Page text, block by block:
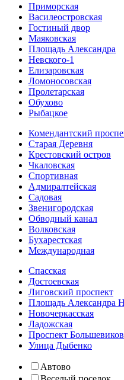
Приморская
Василеостровская
Гостиный двор
Маяковская
Площадь Александра
Невского-1
Елизаровская
Ломоносовская
Пролетарская
Обухово
Рыбацкое
Комендантский
Старая Деревня
Крестовский остров
Чкаловская
Спортивная
Адмиралтейская
Садовая
Звенигородская
Обводный канал
Волковская
Бухарестская
Международная
Спасская
Достоевская
Лиговский проспект
Площадь Александра
Новочеркасская
Ладожская
Проспект Большевиков
Улица Дыбенко
Автово